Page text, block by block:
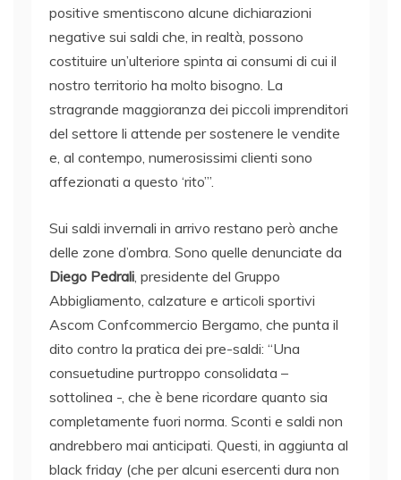
positive smentiscono alcune dichiarazioni
negative sui saldi che, in realtà, possono
costituire un’ulteriore spinta ai consumi di cui il
nostro territorio ha molto bisogno. La
stragrande maggioranza dei piccoli imprenditori
del settore li attende per sostenere le vendite
e, al contempo, numerosissimi clienti sono
affezionati a questo ‘rito’”.
Sui saldi invernali in arrivo restano però anche
delle zone d’ombra. Sono quelle denunciate da
Diego Pedrali, presidente del Gruppo
Abbigliamento, calzature e articoli sportivi
Ascom Confcommercio Bergamo, che punta il
dito contro la pratica dei pre-saldi: “Una
consuetudine purtroppo consolidata –
sottolinea -, che è bene ricordare quanto sia
completamente fuori norma. Sconti e saldi non
andrebbero mai anticipati. Questi, in aggiunta al
black friday (che per alcuni esercenti dura non